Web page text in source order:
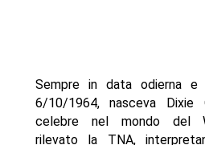
Sempre in data odierna e
6/10/1964, nasceva Dixie
celebre nel mondo del
rilevato la TNA,